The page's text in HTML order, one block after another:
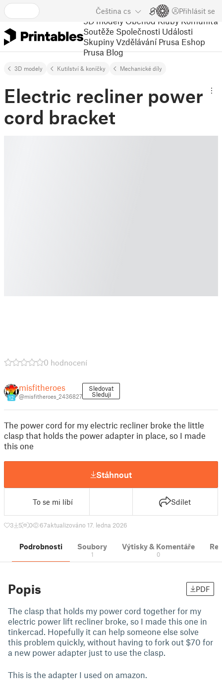
Čeština cs Přihlásit se
3D modely Obchod Kluby Komunita
Soutěže Společnosti Události
Skupiny Vzdělávání Prusa Eshop
Prusa Blog
3D modely Kutilství & koníčky Mechanické díly
Electric recliner power
cord bracket
0 hodnocení
12
misfitheroes
@misfitheroes_2436827
Sledovat
Sleduji
The power cord for my electric recliner broke the little
clasp that holds the power adapter in place, so I made
this one
Stáhnout
To se mi líbí Sdílet
3 5 0 67aktualizováno 17. ledna 2026
Podrobnosti Soubory
1
Výtisky & Komentáře
0
Popis PDF
The clasp that holds my power cord together for my
electric power lift recliner broke, so I made this one in
tinkercad. Hopefully it can help someone else solve
this problem quickly, without having to fork out $70 for
a new power adapter just to use the clasp.
This is the adapter I used on amazon.